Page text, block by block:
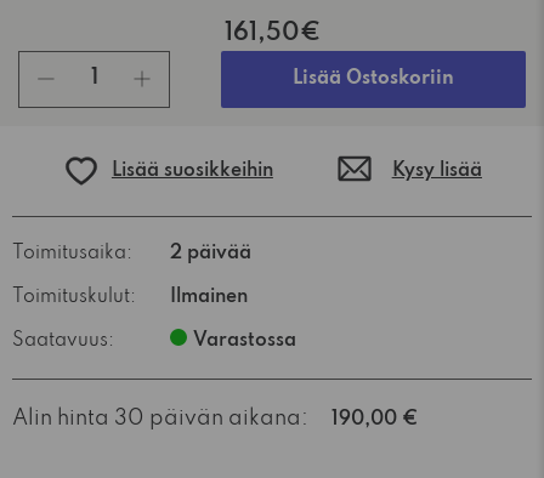
161,50€
Lisää Ostoskoriin
Lisää suosikkeihin Kysy lisää
Toimitusaika: 2 päivää
Toimituskulut: Ilmainen
Saatavuus: Varastossa
Alin hinta 30 päivän aikana: 190,00 €